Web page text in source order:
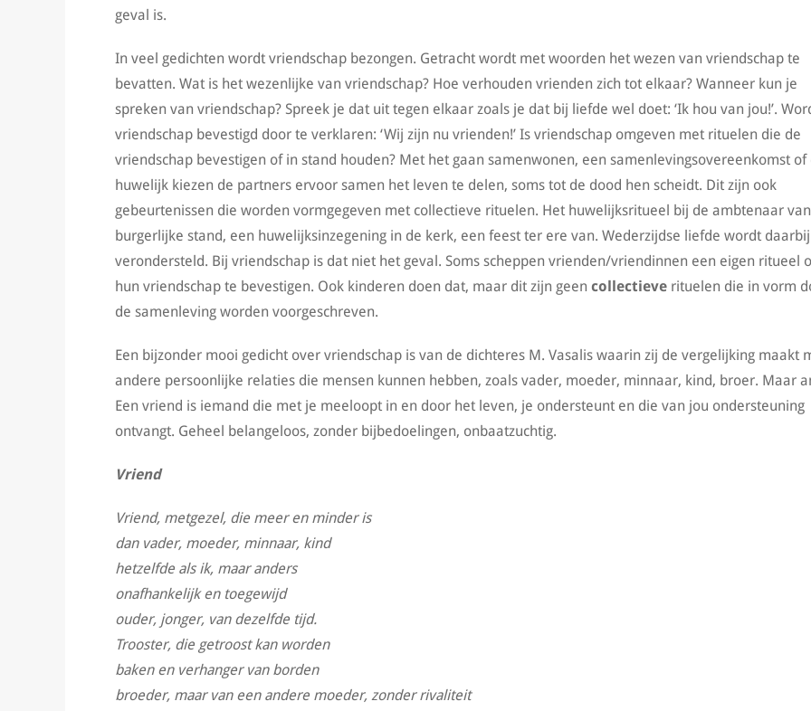
geval is.
In veel gedichten wordt vriendschap bezongen. Getracht wordt met woorden het wezen van vriendschap te
bevatten. Wat is het wezenlijke van vriendschap? Hoe verhouden vrienden zich tot elkaar? Wanneer kun je
spreken van vriendschap? Spreek je dat uit tegen elkaar zoals je dat bij liefde wel doet: ‘Ik hou van jou!’.
vriendschap bevestigd door te verklaren: ‘Wij zijn nu vrienden!’ Is vriendschap omgeven met rituelen die de
vriendschap bevestigen of in stand houden? Met het gaan samenwonen, een samenlevingsovereenkomst of
huwelijk kiezen de partners ervoor samen het leven te delen, soms tot de dood hen scheidt. Dit zijn ook
gebeurtenissen die worden vormgegeven met collectieve rituelen. Het huwelijksritueel bij de ambtenaar
burgerlijke stand, een huwelijksinzegening in de kerk, een feest ter ere van. Wederzijdse liefde wordt daarbij
verondersteld. Bij vriendschap is dat niet het geval. Soms scheppen vrienden/vriendinnen een eigen ritueel
hun vriendschap te bevestigen. Ook kinderen doen dat, maar dit zijn geen collectieve rituelen die in vorm
de samenleving worden voorgeschreven.
Een bijzonder mooi gedicht over vriendschap is van de dichteres M. Vasalis waarin zij de vergelijking maakt
andere persoonlijke relaties die mensen kunnen hebben, zoals vader, moeder, minnaar, kind, broer. Maar
Een vriend is iemand die met je meeloopt in en door het leven, je ondersteunt en die van jou ondersteuning
ontvangt. Geheel belangeloos, zonder bijbedoelingen, onbaatzuchtig.
Vriend
Vriend, metgezel, die meer en minder is
dan vader, moeder, minnaar, kind
hetzelfde als ik, maar anders
onafhankelijk en toegewijd
ouder, jonger, van dezelfde tijd.
Trooster, die getroost kan worden
baken en verhanger van borden
broeder, maar van een andere moeder, zonder rivaliteit